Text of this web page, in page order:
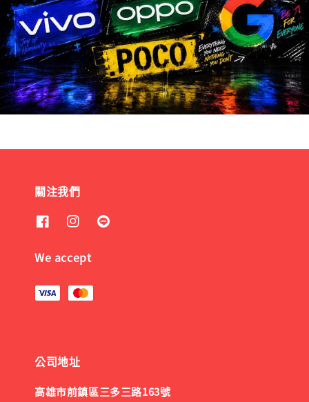
關注我們
We accept
公司地址
高雄市前鎮區三多三路163號